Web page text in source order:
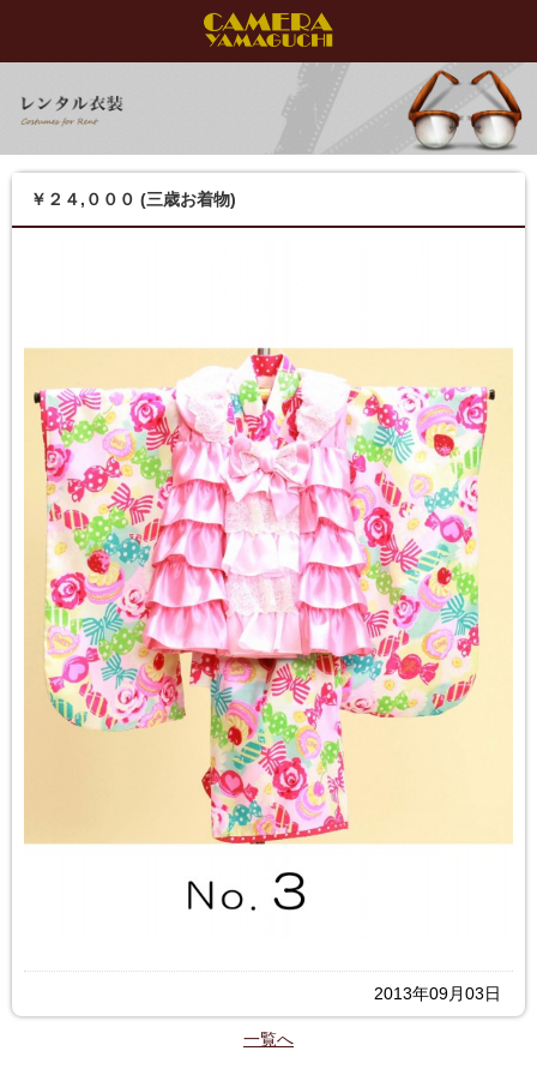
￥２４,０００ (三歳お着物)
2013年09月03日
一覧へ